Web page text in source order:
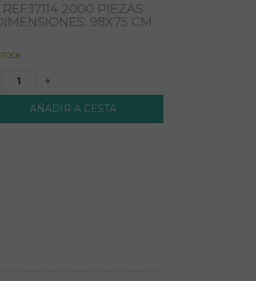
REF:17114 2000 PIEZAS
98X75 CM
+
AÑADIR A CESTA